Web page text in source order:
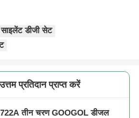
साइलेंट डीजी सेट
प्रतिदान प्राप्त करें
722A तीन चरण GOOGOL डीजल